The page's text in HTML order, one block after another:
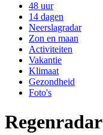
48 uur
14 dagen
Neerslagradar
Zon en maan
Activiteiten
Vakantie
Klimaat
Gezondheid
Foto's
Regenradar